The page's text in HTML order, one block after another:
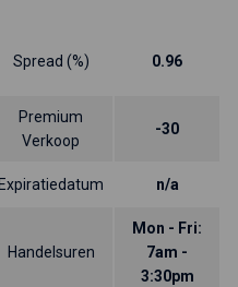
Spread (%) 0.96
Premium
Verkoop
-30
Expiratiedatum n/a
Handelsuren
Mon - Fri:
7am -
3:30pm